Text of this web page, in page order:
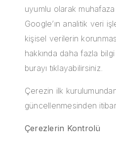
uyumlu olarak
Google’ın analitik veri
kişisel verilerin
hakkında daha fazla
burayı tıklayabilirsiniz.
Çerezin ilk
güncellenmesinden
Çerezlerin Kontrolü